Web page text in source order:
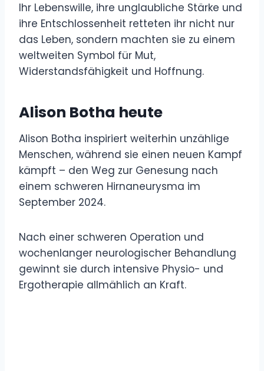
Ihr Lebenswille, ihre unglaubliche Stärke und
ihre Entschlossenheit retteten ihr nicht nur
das Leben, sondern machten sie zu einem
weltweiten Symbol für Mut,
Widerstandsfähigkeit und Hoffnung.
Alison Botha heute
Alison Botha inspiriert weiterhin unzählige
Menschen, während sie einen neuen Kampf
kämpft – den Weg zur Genesung nach
einem schweren Hirnaneurysma im
September 2024.
Nach einer schweren Operation und
wochenlanger neurologischer Behandlung
gewinnt sie durch intensive Physio- und
Ergotherapie allmählich an Kraft.